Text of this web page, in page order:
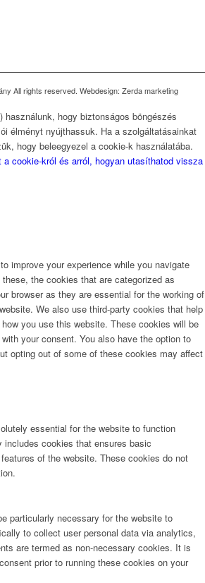
All rights reserved. Webdesign: Zerda marketing
hogy biztonságos böngészés
élményt nyújthassuk. Ha a szolgáltatásainkat
hogy beleegyezel a cookie-k használatába.
a cookie-król és arról, hogyan utasíthatod vissza
improve your experience while you navigate
the cookies that are categorized as
browser as they are essential for the working of
We also use third-party cookies that help
you use this website. These cookies will be
your consent. You also have the option to
opting out of some of these cookies may affect
essential for the website to function
includes cookies that ensures basic
of the website. These cookies do not
particularly necessary for the website to
to collect user personal data via analytics,
are termed as non-necessary cookies. It is
prior to running these cookies on your